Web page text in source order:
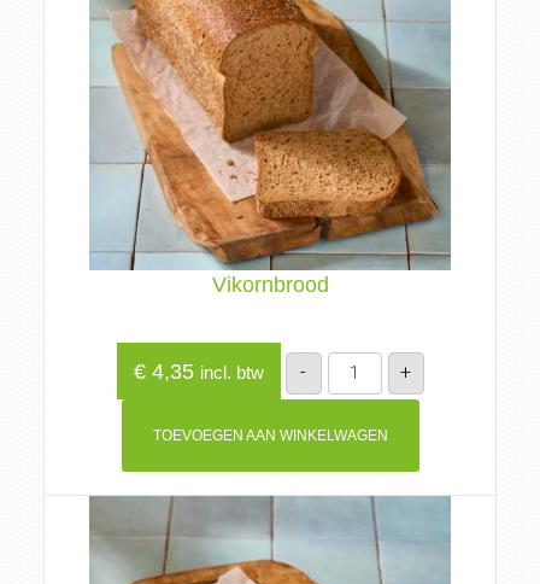
Vikornbrood
€4,35 incl. btw -
Vikornbrood
aantal
+
TOEVOEGEN AAN WINKELWAGEN